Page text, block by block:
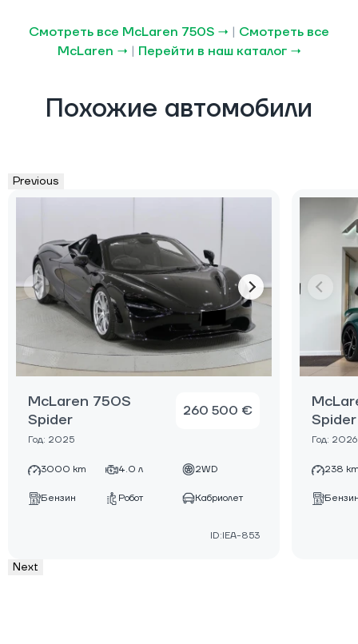
Смотреть все McLaren 750S → | Смотреть все
McLaren → | Перейти в наш каталог →
Похожие автомобили
Previous
McLaren 750S
Spider
Год: 2025
260 500 €
3000 km 4.0 л 2WD
Бензин Робот Кабриолет
ID:IEA-853
Spider
Год: 2026
238
Next